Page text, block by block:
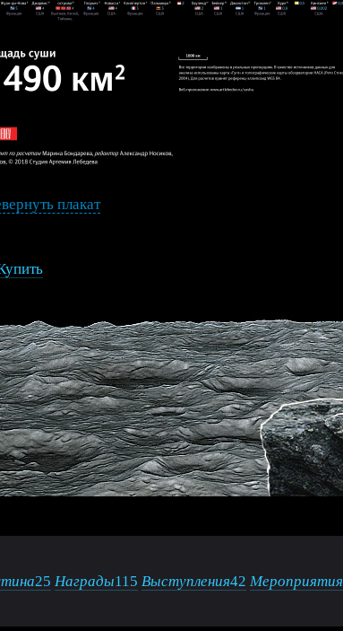
плакат
25 Награды115 Выступления42 Мероприятия